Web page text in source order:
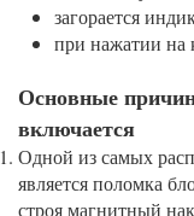
загорается
при нажатии на
Основные
включается
Одной из самых
является поломка
строя магнитный